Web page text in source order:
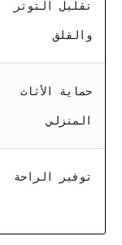
تقليل التوتر
والقلق
حماية الأثاث
المنزلي
توفير الراحة